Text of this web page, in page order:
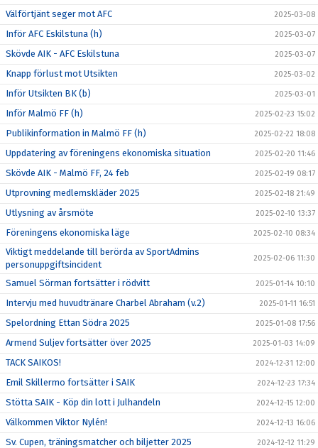
Välförtjänt seger mot AFC 2025-03-08
Inför AFC Eskilstuna (h) 2025-03-07
Skövde AIK - AFC Eskilstuna 2025-03-07
Knapp förlust mot Utsikten 2025-03-02
Inför Utsikten BK (b) 2025-03-01
Inför Malmö FF (h) 2025-02-23 15:02
Publikinformation in Malmö FF (h) 2025-02-22 18:08
Uppdatering av föreningens ekonomiska situation 2025-02-20 11:46
Skövde AIK - Malmö FF, 24 feb 2025-02-19 08:17
Utprovning medlemskläder 2025 2025-02-18 21:49
Utlysning av årsmöte 2025-02-10 13:37
Föreningens ekonomiska läge 2025-02-10 08:34
Viktigt meddelande till berörda av SportAdmins
personuppgiftsincident
2025-02-06 11:30
Samuel Sörman fortsätter i rödvitt 2025-01-14 10:10
Intervju med huvudtränare Charbel Abraham (v.2) 2025-01-11 16:51
Spelordning Ettan Södra 2025 2025-01-08 17:56
Armend Suljev fortsätter över 2025 2025-01-03 14:09
TACK SAIKOS! 2024-12-31 12:00
Emil Skillermo fortsätter i SAIK 2024-12-23 17:34
Stötta SAIK - Köp din lott i Julhandeln 2024-12-15 12:00
Välkommen Viktor Nylén! 2024-12-13 16:06
Sv. Cupen, träningsmatcher och biljetter 2025 2024-12-12 11:29